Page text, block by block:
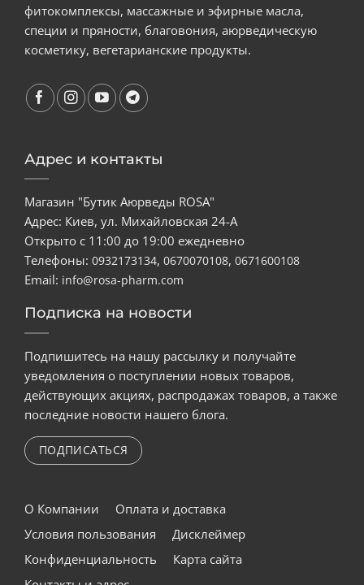
фитокомплексы, массажные и эфирные масла,
специи и пряности, благовония, аюрведическую
косметику, вегетарианские продукты.
Адрес и контакты
Магазин "Бутик Аюрведы ROSA"
Адрес: Киев, ул. Михайловская 24-А
Открыто с 11:00 до 19:00 ежедневно
Телефоны: 0932173134, 0670070108, 0671600108
Email: info@rosa-pharm.com
Подписка на новости
Подпишитесь на нашу рассылку и получайте
уведомления о поступлении новых товаров,
действующих акциях, распродажах товаров, а также
последние новости нашего блога.
ПОДПИСАТЬСЯ
О Компании
Оплата и доставка
Условия пользования
Дисклеймер
Конфиденциальность
Карта сайта